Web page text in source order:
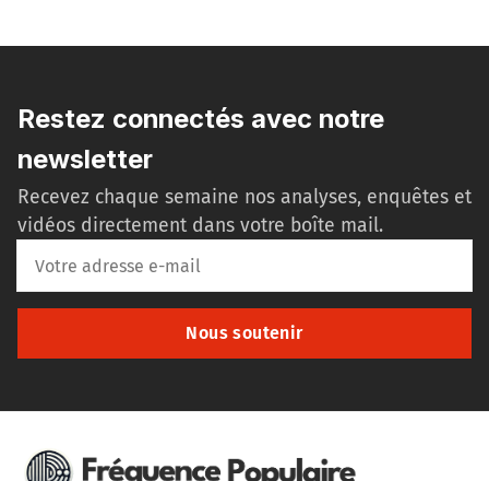
Restez connectés avec notre
newsletter
Recevez chaque semaine nos analyses, enquêtes et
vidéos directement dans votre boîte mail.
Nous soutenir